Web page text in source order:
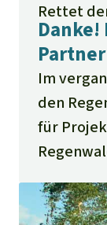
Rettet
Partner
Im
den
für